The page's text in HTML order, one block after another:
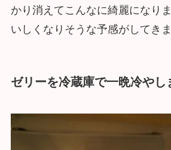
かり消えてこんなに綺麗になり
いしくなりそうな予感がしてき
ゼリーを冷蔵庫で一晩冷やし